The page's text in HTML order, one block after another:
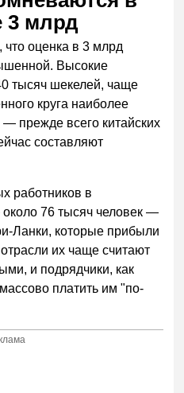
3 млрд
что оценка в 3 млрд
Высокие
тысяч шекелей, чаще
круга наиболее
прежде всего китайских
составляют
работников в
около 76 тысяч человек —
Ланки, которые прибыли
их чаще считают
и подрядчики, как
платить им "по-